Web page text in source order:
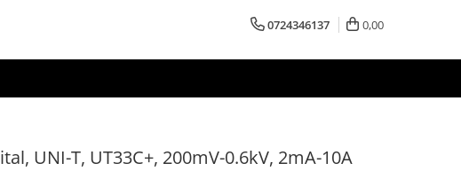
0724346137 0,00
UNI-T, UT33C+, 200mV-0.6kV, 2mA-10A